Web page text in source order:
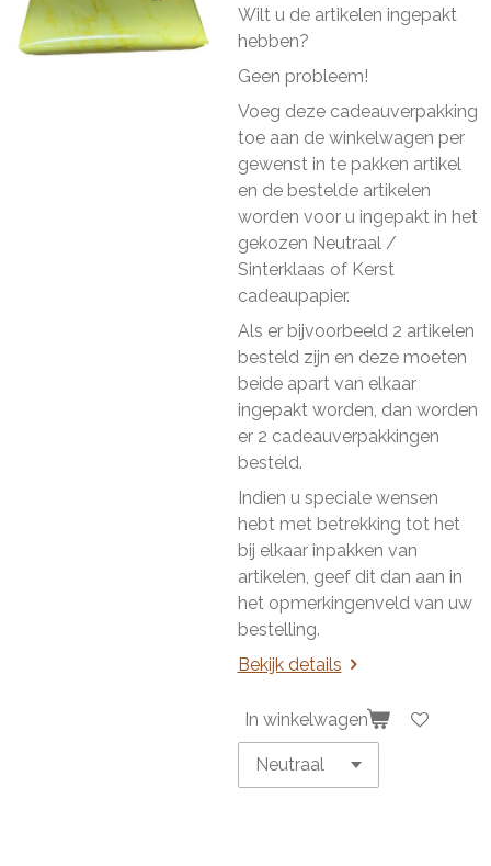
Wilt u de artikelen ingepakt
hebben?
Geen probleem!
Voeg deze cadeauverpakking
toe aan de winkelwagen per
gewenst in te pakken artikel
en de bestelde artikelen
worden voor u ingepakt in het
gekozen Neutraal /
Sinterklaas of Kerst
cadeaupapier.
Als er bijvoorbeeld 2 artikelen
besteld zijn en deze moeten
beide apart van elkaar
ingepakt worden, dan worden
er 2 cadeauverpakkingen
besteld.
Indien u speciale wensen
hebt met betrekking tot het
bij elkaar inpakken van
artikelen, geef dit dan aan in
het opmerkingenveld van uw
bestelling.
Bekijk details
In winkelwagen